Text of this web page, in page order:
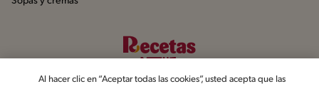
Al hacer clic en “Aceptar todas las cookies”, usted acepta que las